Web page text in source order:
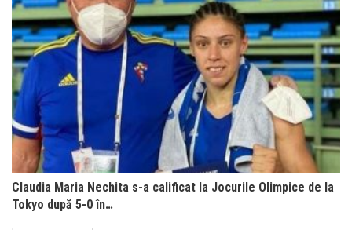
Claudia Maria Nechita s-a calificat la Jocurile Olimpice de la
Tokyo după 5-0 în…